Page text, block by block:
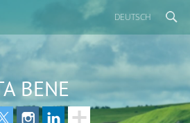
DEUTSCH
BENE